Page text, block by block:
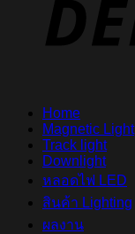
Home
Magnetic Light
Track light
Downlight
หลอดไฟ LED
สินค้า Lighting
ผลงาน